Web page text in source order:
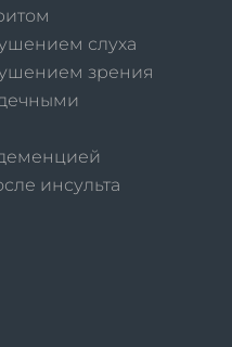
слуха
зрения
инсульта